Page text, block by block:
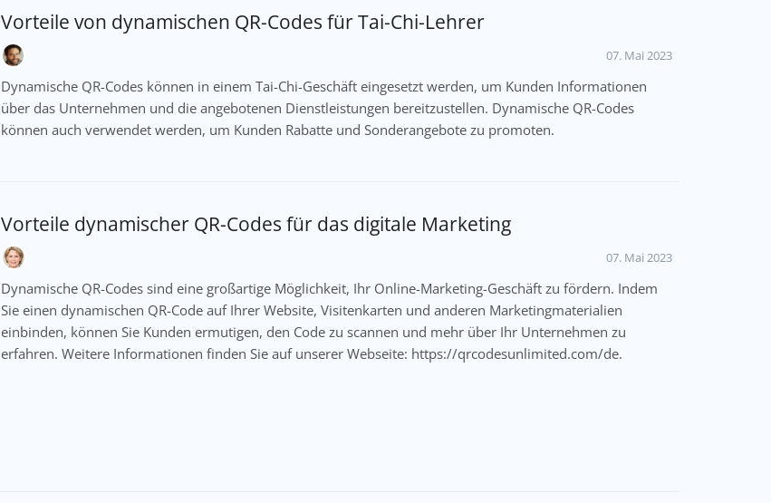
Vorteile von dynamischen QR-Codes für Tai-Chi-Lehrer
07. Mai 2023
Dynamische QR-Codes können in einem Tai-Chi-Geschäft eingesetzt werden, um Kunden Informationen
über das Unternehmen und die angebotenen Dienstleistungen bereitzustellen. Dynamische QR-Codes
können auch verwendet werden, um Kunden Rabatte und Sonderangebote zu promoten.
Vorteile dynamischer QR-Codes für das digitale Marketing
07. Mai 2023
Dynamische QR-Codes sind eine großartige Möglichkeit, Ihr Online-Marketing-Geschäft zu fördern. Indem
Sie einen dynamischen QR-Code auf Ihrer Website, Visitenkarten und anderen Marketingmaterialien
einbinden, können Sie Kunden ermutigen, den Code zu scannen und mehr über Ihr Unternehmen zu
erfahren. Weitere Informationen finden Sie auf unserer Webseite: https://qrcodesunlimited.com/de.